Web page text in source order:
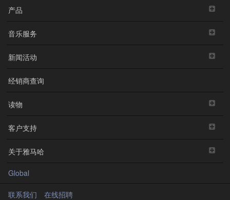
产品
音乐服务
新闻活动
经销商查询
读物
客户支持
关于雅马哈
Global
联系我们
在线招聘